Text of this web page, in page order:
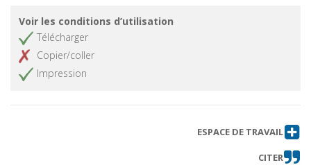
Voir les conditions d’utilisation
Télécharger
Copier/coller
Impression
ESPACE DE TRAVAIL
CITER